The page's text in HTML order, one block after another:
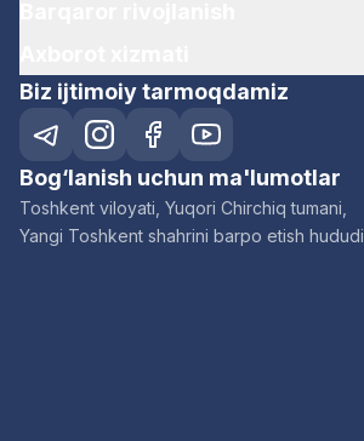
Biz ijtimoiy tarmoqdamiz
Bog‘lanish uchun ma'lumotlar
Toshkent viloyati, Yuqori Chirchiq tumani,
Yangi Toshkent shahrini barpo etish hududi